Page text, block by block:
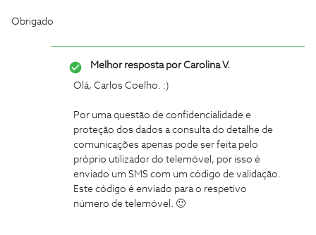
Obrigado
Melhor resposta porCarolina V.
Olá, Carlos Coelho. :)
Por uma questão de confidencialidade e
proteção dos dados a consulta do detalhe de
comunicações apenas pode ser feita pelo
próprio utilizador do telemóvel, por isso é
enviado um SMS com um código de validação.
Este código é enviado para o respetivo
número de telemóvel. 🙂